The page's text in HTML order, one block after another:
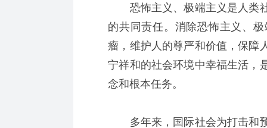
恐怖主义、极端主义是人类社
的共同责任。消除恐怖主义、
瘤，维护人的尊严和价值，保障
宁祥和的社会环境中幸福生活，
念和根本任务。
多年来，国际社会为打击和预